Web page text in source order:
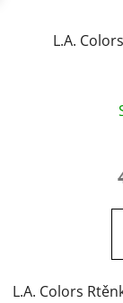
L.A.
L.A. Colors